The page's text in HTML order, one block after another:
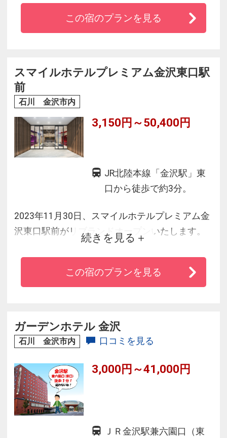
沢国際ホテル。市街地の賑わいから少し離れた
この場所には、ゆったりと流れる静かな時間が
して北陸の食材を活かした料理。ゆっくり過ご
したい方に心地よい滞在をご提供いたします。
この宿のプランを見る
スマイルホテルプレミアム金沢東口駅
前
石川 金沢市内
3,150円～50,400円
JR北陸本線「金沢駅」東
口から徒歩で約3分。
2023年11月30日、スマイルホテルプレミアム金
沢東口駅前がリブランドオープンいたします。
スマイルホテルプレミアム金沢東口駅前 は、JR
北陸本線「金沢駅」（東口）より徒歩約3分の好
立地に位置しています。ビジネスの拠点とし
最適です。
続きを見る
この宿のプランを見る
ガーデンホテル 金沢
石川 金沢市内 口コミを見る
3,000円～41,000円
ＪＲ金沢駅兼六園口（東